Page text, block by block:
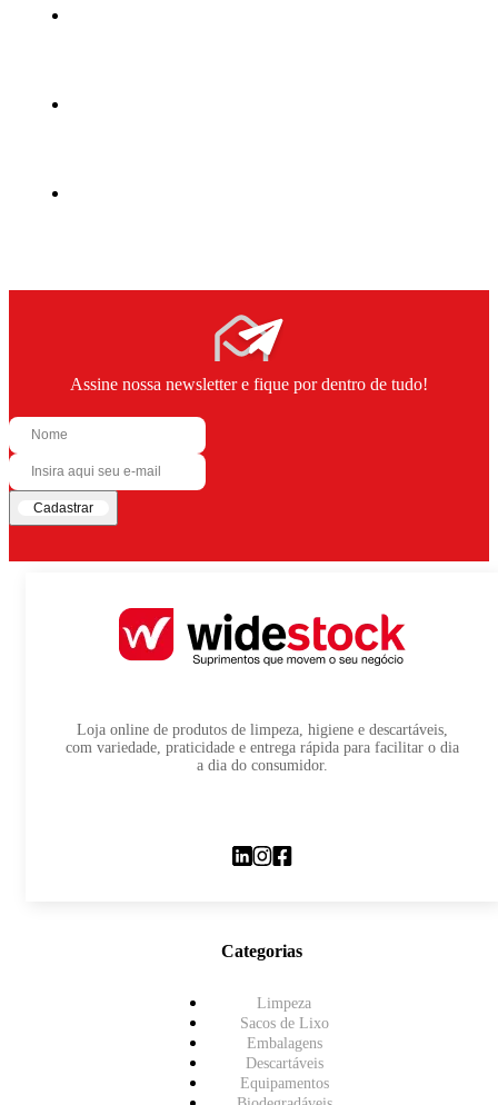
Assine nossa newsletter e fique por dentro de tudo!
Cadastrar
Loja online de produtos de limpeza, higiene e descartáveis,
com variedade, praticidade e entrega rápida para facilitar o dia
a dia do consumidor.
Categorias
Limpeza
Sacos de Lixo
Embalagens
Descartáveis
Equipamentos